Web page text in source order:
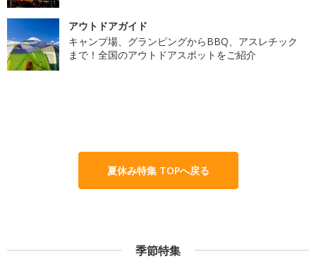
アウトドアガイド
キャンプ場、グランピングからBBQ、アスレチック
まで！全国のアウトドアスポットをご紹介
夏休み特集 TOPへ戻る
季節特集